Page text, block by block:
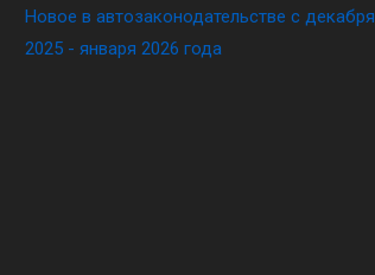
Новое в автозаконодательстве с декабря
2025 - января 2026 года